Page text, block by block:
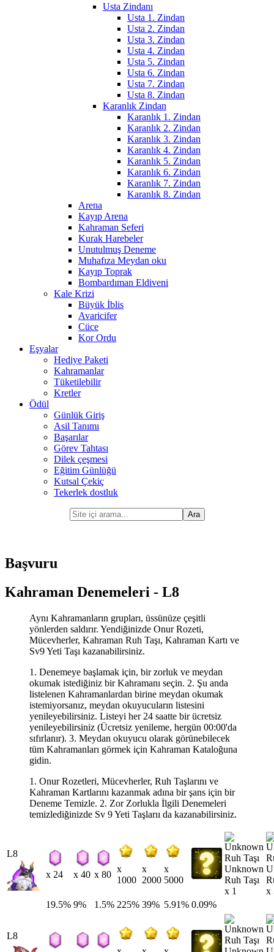
Usta Zindanı
Usta 1. Zindan
Usta 2. Zindan
Usta 3. Zindan
Usta 4. Zindan
Usta 5. Zindan
Usta 6. Zindan
Usta 7. Zindan
Usta 8. Zindan
Karanlık Zindan
Karanlık 1. Zindan
Karanlık 2. Zindan
Karanlık 3. Zindan
Karanlık 4. Zindan
Karanlık 5. Zindan
Karanlık 6. Zindan
Karanlık 7. Zindan
Karanlık 8. Zindan
Arena
Kayıp Arena
Kahraman Seferi
Kurak Harebeler
Unutulmuş Deneme
Muhafıza Meydan oku
Kayıp Toprak
Bombardıman Eldiveni
Kale Krizi
Büyük İblis
Avaricifer
Cüce
Kor Ordu
Eşyalar
Hediye Paketi
Kahramanlar
Tüketilebilir
Kretler
Ödül
Günlük Giriş
Asil Tanımı
Başarılar
Görev Tahtası
Dilek çeşmesi
Eğitim Günlüğü
Kutsal Çekiç
Tekerlek dostluk
Başvuru
Kahraman Denemeleri - L8
Aynı Kahramanların grupları, üssünüze çeşitli
yönlerden saldırır. Yendiğinizde Onur Rozeti,
Mücevherler, Kahraman Ruh Taşı, Kahraman Kartı ve
Sv9 Yeti Taşı kazanabilirsiniz.
1. Denemeye başlamak için, bir zorluk ve meydan
okumak istediğiniz bir Kahramanı seçin. 2. Şu anda
listelenen Kahramanlardan birine meydan okumak
istemiyorsanız, meydan okuyucuların listesini
yenileyebilirsiniz. Listeyi her 24 saatte bir ücretsiz
yenileyebilirsiniz (Ücretsiz yenileme, hergün 00:00'da
sıfırlanır). 3. Meydan okuyucu olarak görünebilecek
tüm Kahramanları görmek için Kahraman Kataloğuna
gidin.
1. Onur Rozetleri, Mücevherler, Ruh Taşlarını ve
Kahraman Kartlarını kazanmak adına bir şans için bir
Deneme Temizle. 2. Zor Zorlukla İlgili Denemeleri
temizlediğinizde Sv 9 Yeti Taşlarıı da kazanabilirsiniz.
L8
x 24 x 40 x 80
x
1000
x
2000
x
5000
Unknown
Ruh Taşı
x 1
x
19.5% 9% 1.5% 225% 39% 5.91% 0.09%
L8